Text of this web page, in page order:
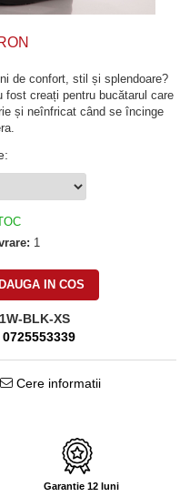
de confort, stil și splendoare?
fost creați pentru bucătarul care
și neînfricat când se încinge
:
1
IN COS
BLK-XS
0725553339
Cere informatii
Garantie 12 luni